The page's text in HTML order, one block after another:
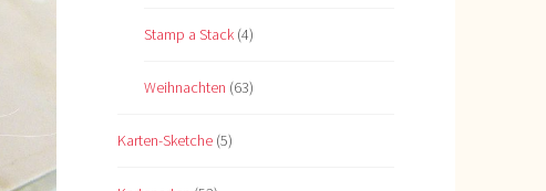
Stamp a Stack (4)
Weihnachten (63)
Karten-Sketche (5)